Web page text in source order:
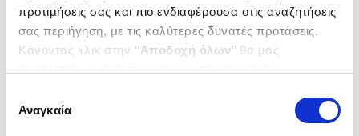
προτιμήσεις σας και πιο ενδιαφέρουσα στις αναζητήσεις
σας περιήγηση, με τις καλύτερες δυνατές προτάσεις.
Κάνοντας κλικ στην ‘’Αποδοχή όλων’’ θα μας
ενδιαφέρουν και να επιλέξετε από τα παρακάτω με την
΄΄και να ενημερωθείτε σχετικά με
συγκατάθεσης
Αναγκαία